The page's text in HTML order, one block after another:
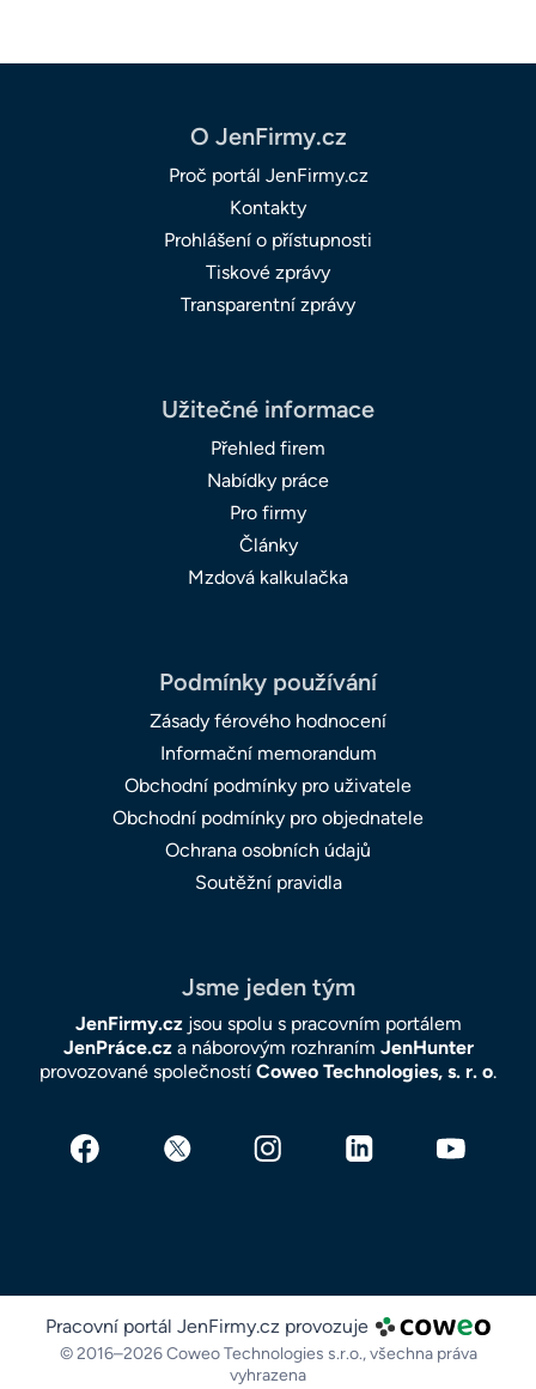
O JenFirmy.cz
Proč portál JenFirmy.cz
Kontakty
Prohlášení o přístupnosti
Tiskové zprávy
Transparentní zprávy
Užitečné informace
Přehled firem
Nabídky práce
Pro firmy
Články
Mzdová kalkulačka
Podmínky používání
Zásady férového hodnocení
Informační memorandum
Obchodní podmínky pro uživatele
Obchodní podmínky pro objednatele
Ochrana osobních údajů
Soutěžní pravidla
Jsme jeden tým
JenFirmy.czjsou spolu s pracovním portálem
JenPráce.cza náborovým rozhraním JenHunter
provozované společností Coweo Technologies, s. r. o.
Pracovní portál JenFirmy.cz provozuje
© 2016–2026 Coweo Technologies s.r.o.,všechna práva
vyhrazena